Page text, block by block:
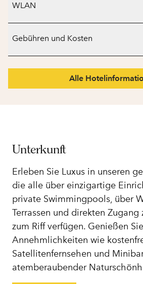
WLAN
Gebühren und Kosten
Alle
Unterkunft
Erleben Sie Luxus in unseren
die alle über einzigartige
private Swimmingpools, über
Terrassen und direkten Zugang
zum Riff verfügen. Genießen
Annehmlichkeiten wie
Satellitenfernsehen und
atemberaubender